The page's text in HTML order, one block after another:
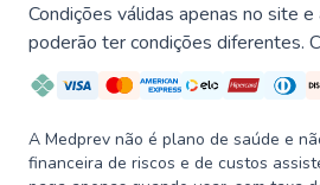
Condições válidas apenas no site
poderão ter condições diferentes.
A Medprev não é plano de saúde e
financeira de riscos e de custos